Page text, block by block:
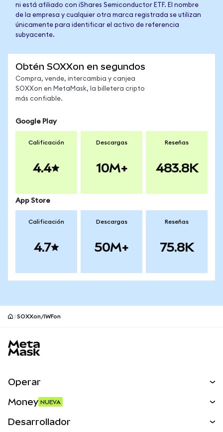
ni está afiliado con iShares Semiconductor ETF. El nombre
de la empresa y cualquier otra marca registrada se utilizan
únicamente para identificar el activo de referencia
subyacente.
Obtén SOXXon en segundos
Compra, vende, intercambia y canjea
SOXXon en MetaMask, la billetera cripto
más confiable.
Google Play
Calificación
4.4
Descargas
10M+
Reseñas
483.8K
App Store
Calificación
4.7
Descargas
50M+
Reseñas
75.8K
SOXXon/IWFon
Operar
Money NUEVA
Desarrollador